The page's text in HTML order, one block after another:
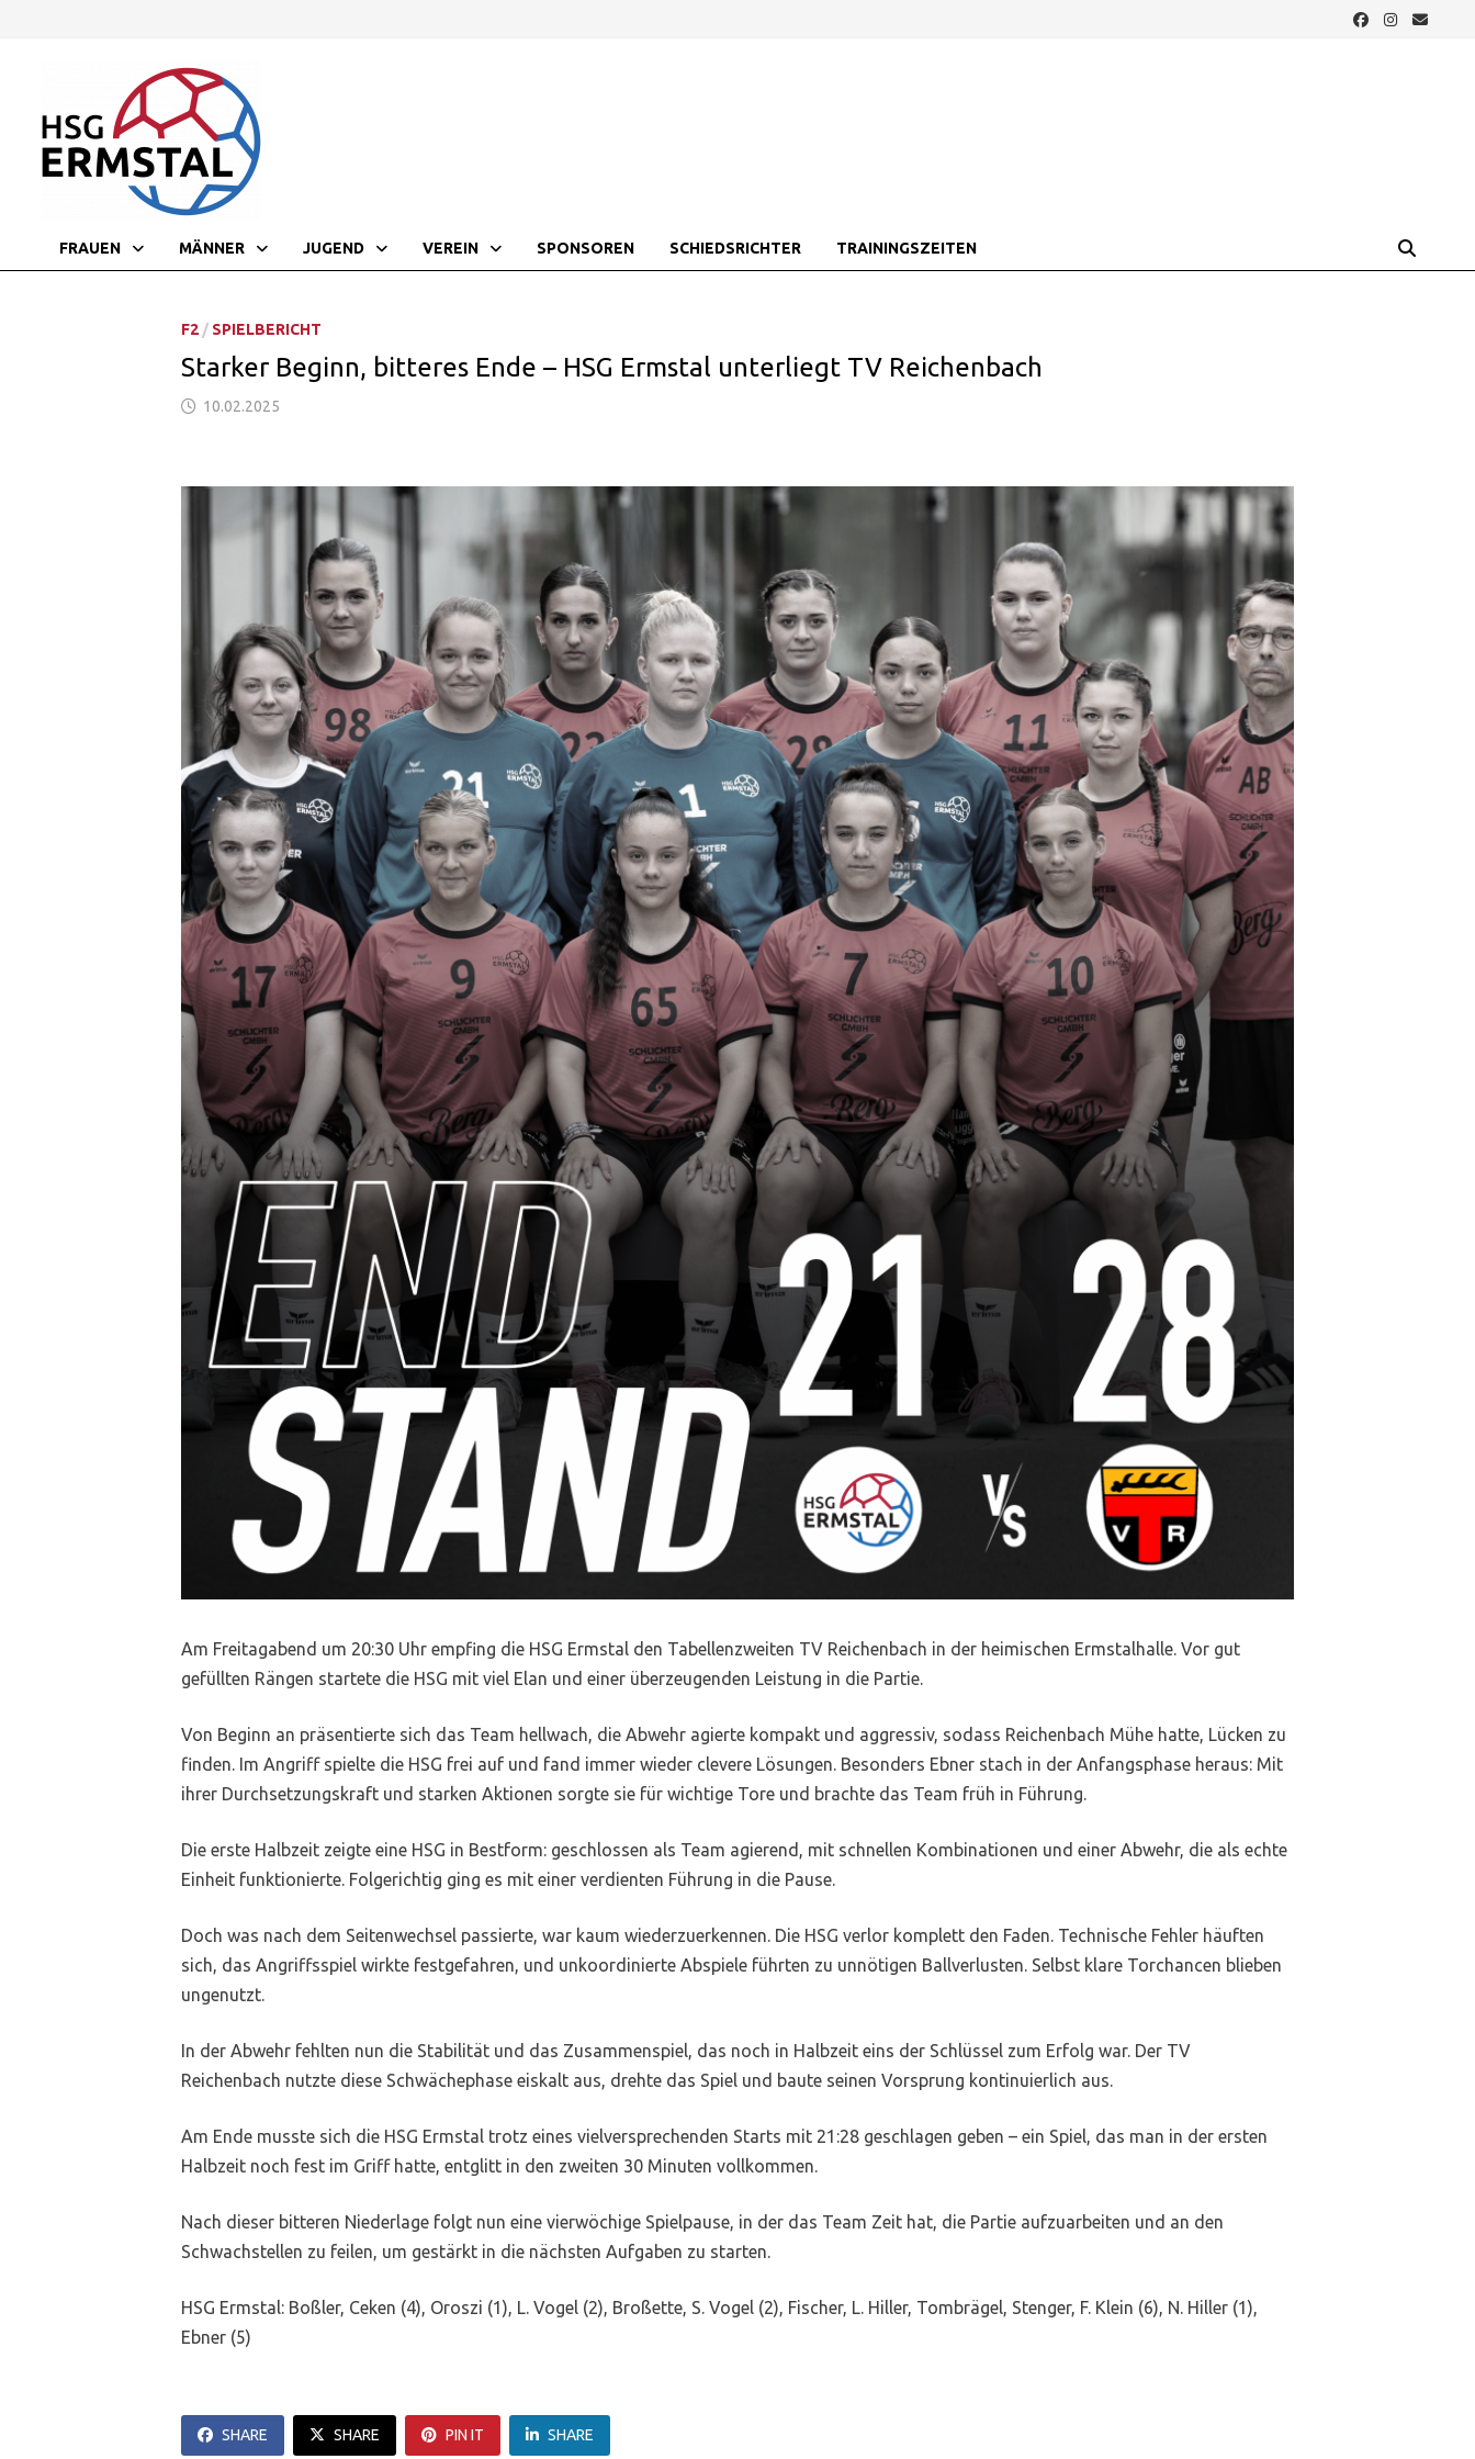
FRAUEN MÄNNER JUGEND VEREIN SPONSOREN SCHIEDSRICHTER TRAININGSZEITEN
F2 / SPIELBERICHT
Starker Beginn, bitteres Ende – HSG Ermstal unterliegt TV Reichenbach
10.02.2025
Am Freitagabend um 20:30 Uhr empfing die HSG Ermstal den Tabellenzweiten TV Reichenbach in der heimischen Ermstalhalle. Vor gut
gefüllten Rängen startete die HSG mit viel Elan und einer überzeugenden Leistung in die Partie.
Von Beginn an präsentierte sich das Team hellwach, die Abwehr agierte kompakt und aggressiv, sodass Reichenbach Mühe hatte, Lücken zu
finden. Im Angriff spielte die HSG frei auf und fand immer wieder clevere Lösungen. Besonders Ebner stach in der Anfangsphase heraus: Mit
ihrer Durchsetzungskraft und starken Aktionen sorgte sie für wichtige Tore und brachte das Team früh in Führung.
Die erste Halbzeit zeigte eine HSG in Bestform: geschlossen als Team agierend, mit schnellen Kombinationen und einer Abwehr, die als echte
Einheit funktionierte. Folgerichtig ging es mit einer verdienten Führung in die Pause.
Doch was nach dem Seitenwechsel passierte, war kaum wiederzuerkennen. Die HSG verlor komplett den Faden. Technische Fehler häuften
sich, das Angriffsspiel wirkte festgefahren, und unkoordinierte Abspiele führten zu unnötigen Ballverlusten. Selbst klare Torchancen blieben
ungenutzt.
In der Abwehr fehlten nun die Stabilität und das Zusammenspiel, das noch in Halbzeit eins der Schlüssel zum Erfolg war. Der TV
Reichenbach nutzte diese Schwächephase eiskalt aus, drehte das Spiel und baute seinen Vorsprung kontinuierlich aus.
Am Ende musste sich die HSG Ermstal trotz eines vielversprechenden Starts mit 21:28 geschlagen geben – ein Spiel, das man in der ersten
Halbzeit noch fest im Griff hatte, entglitt in den zweiten 30 Minuten vollkommen.
Nach dieser bitteren Niederlage folgt nun eine vierwöchige Spielpause, in der das Team Zeit hat, die Partie aufzuarbeiten und an den
Schwachstellen zu feilen, um gestärkt in die nächsten Aufgaben zu starten.
HSG Ermstal: Boßler, Ceken (4), Oroszi (1), L. Vogel (2), Broßette, S. Vogel (2), Fischer, L. Hiller, Tombrägel, Stenger, F. Klein (6), N. Hiller (1),
Ebner (5)
SHARE SHARE PIN IT SHARE